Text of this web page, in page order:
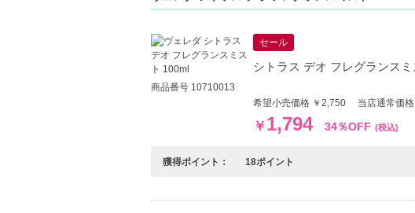
Product description in English is here（英語の商品
商品番号 10710013
セール
シトラス デオ フレグランス
希望小売価格 ￥2,750 当店通常価格
￥ 1,794 34％OFF (税込)
獲得ポイント： 18ポイント